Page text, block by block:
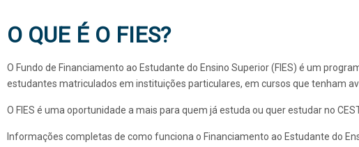
FIES/CEST
O QUE É O FIES?
O Fundo de Financiamento ao Estudante do Ensino Superior (FIES) é um
estudantes matriculados em instituições particulares, em cursos que tenham
O FIES é uma oportunidade a mais para quem já estuda ou quer estudar no
Informações completas de como funciona o Financiamento ao Estudante do